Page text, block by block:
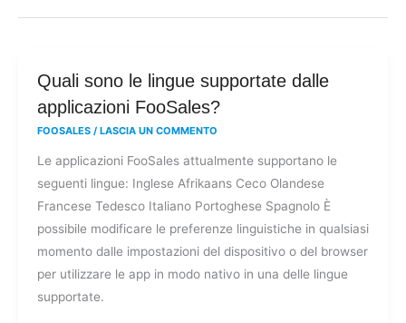
Quali sono le lingue supportate dalle
applicazioni FooSales?
FOOSALES / LASCIA UN COMMENTO
Le applicazioni FooSales attualmente supportano le
seguenti lingue: Inglese Afrikaans Ceco Olandese
Francese Tedesco Italiano Portoghese Spagnolo È
possibile modificare le preferenze linguistiche in qualsiasi
momento dalle impostazioni del dispositivo o del browser
per utilizzare le app in modo nativo in una delle lingue
supportate.
Quali
sono
supportate
dalle
applicazioni
FooSales?